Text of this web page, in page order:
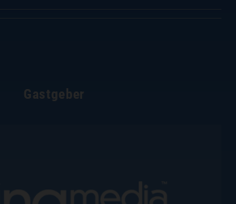
Gastgeber